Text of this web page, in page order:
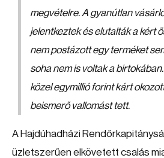
megvételre. A gyanútlan
jelentkeztek és elutalták a kért
nem postázott egy terméket
soha nem is voltak a
közel egymillió forint kárt
beismerő vallomást tett.
A Hajdúhadházi
üzletszerűen elkövetett csalás